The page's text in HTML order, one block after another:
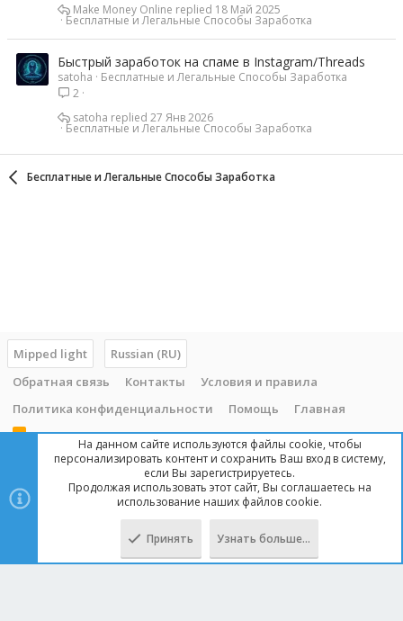
Бесплатные и Легальные Способы Заработка
18 Май 2025
Make Money Online
Быстрый заработок на спаме в Instagram/Threads
satoha
Бесплатные и Легальные Способы Заработка
2
Бесплатные и Легальные Способы Заработка
27 Янв 2026
satoha
Бесплатные и Легальные Способы Заработка
Mipped light
Russian (RU)
Обратная связь
Контакты
Условия и правила
Политика конфиденциальности
Помощь Главная
R
Copyright © 2014 - 2025, mipped.com. Все права защищены. При
копировании материала с сайта, обратная ссылка обязательна!
На данном сайте используются файлы cookie, чтобы
персонализировать контент и сохранить Ваш вход в систему,
если Вы зарегистрируетесь.
Продолжая использовать этот сайт, Вы соглашаетесь на
использование наших файлов cookie.
Принять Узнать больше…